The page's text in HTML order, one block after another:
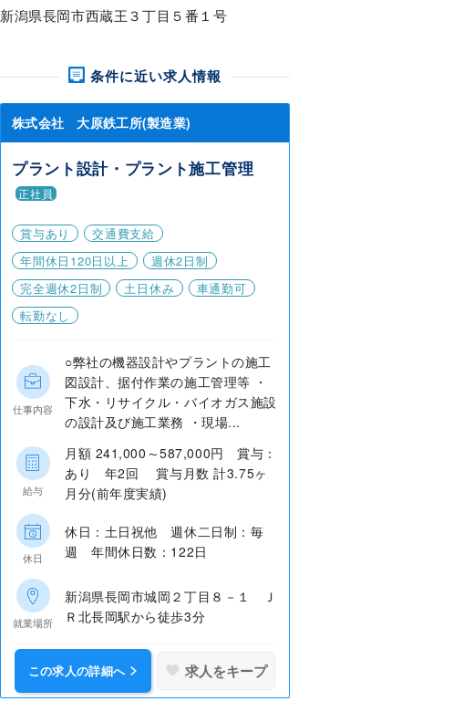
新潟県長岡市西蔵王３丁目５番１号
条件に近い求人情報
株式会社 大原鉄工所(製造業)
プラント設計・プラント施工管理
正社員
賞与あり
交通費支給
年間休日120日以上
週休2日制
完全週休2日制
土日休み
車通勤可
転勤なし
仕事内容
○弊社の機器設計やプラントの施工
図設計、据付作業の施工管理等 ・
下水・リサイクル・バイオガス施設
の設計及び施工業務 ・現場...
給与
月額 241,000～587,000円 賞与：
あり 年2回 賞与月数 計3.75ヶ
月分(前年度実績)
休日
休日：土日祝他 週休二日制：毎
週 年間休日数：122日
就業場所
新潟県長岡市城岡２丁目８－１ Ｊ
Ｒ北長岡駅から徒歩3分
この求人の詳細へ 求人をキープ